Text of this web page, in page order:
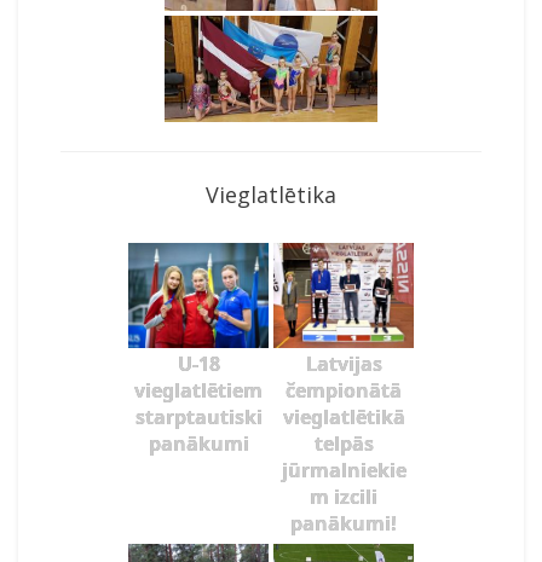
Vieglatlētika
U-18
vieglatlētiem
starptautiski
panākumi
Latvijas
čempionātā
vieglatlētikā
telpās
jūrmalniekie
m izcili
panākumi!